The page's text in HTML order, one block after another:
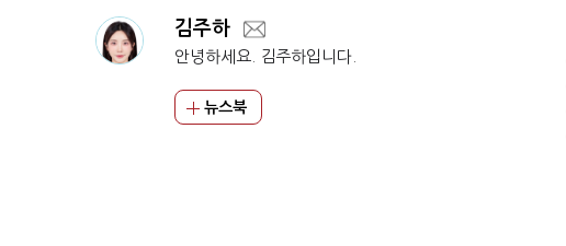
김주하
안녕하세요. 김주하입니다.
뉴스북